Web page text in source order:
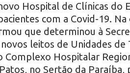
Hospital de Clínicas do
com a Covid-19.
que determinou à
leitos de Unidades de
Complexo Hospitalar
no Sertão da